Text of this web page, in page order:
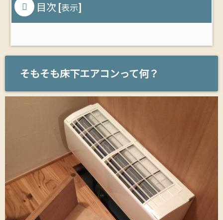
目次 [表示]
そもそも床下エアコンって何？